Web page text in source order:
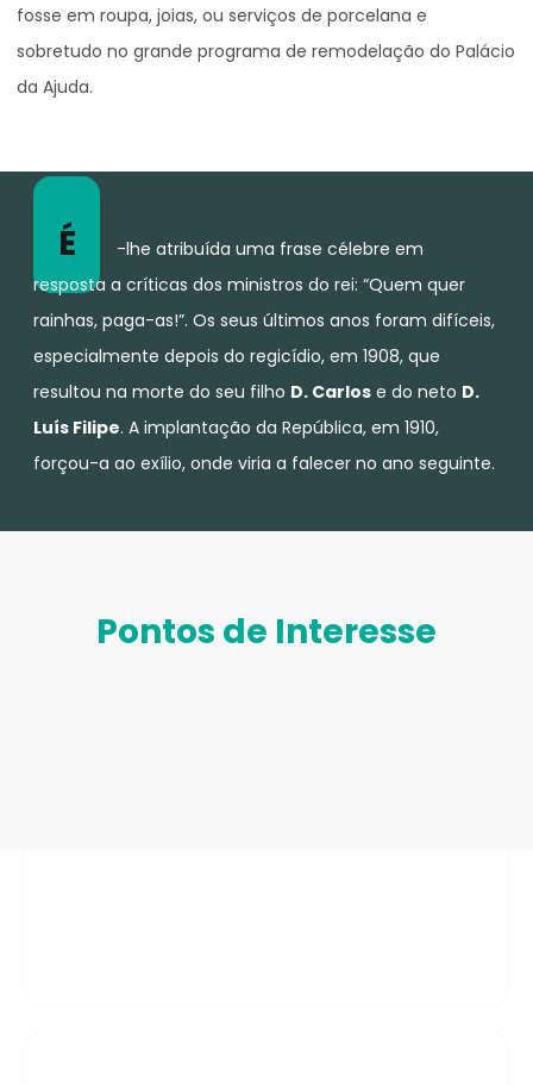
fosse em roupa, joias, ou serviços de porcelana e
sobretudo no grande programa de remodelação do Palácio
da Ajuda.
É
-lhe atribuída uma frase célebre em
resposta a críticas dos ministros do rei: “Quem quer
rainhas, paga-as!”. Os seus últimos anos foram difíceis,
especialmente depois do regicídio, em 1908, que
resultou na morte do seu filho D. Carlos e do neto D.
Luís Filipe. A implantação da República, em 1910,
forçou-a ao exílio, onde viria a falecer no ano seguinte.
Pontos de Interesse